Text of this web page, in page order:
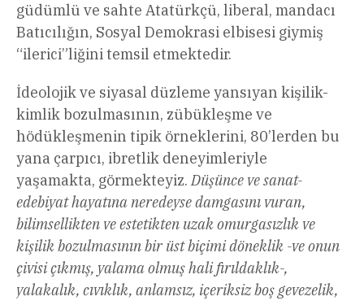
güdümlü ve sahte Atatürkçü, liberal, mandacı
Batıcılığın, Sosyal Demokrasi elbisesi giymiş
“ilerici”liğini temsil etmektedir.
İdeolojik ve siyasal düzleme yansıyan kişilik-
kimlik bozulmasının, zübükleşme ve
hödükleşmenin tipik örneklerini, 80’lerden bu
yana çarpıcı, ibretlik deneyimleriyle
yaşamakta, görmekteyiz.Düşünce ve sanat-
edebiyat hayatına neredeyse damgasını vuran,
bilimsellikten ve estetikten uzak omurgasızlık ve
kişilik bozulmasının bir üst biçimi döneklik -ve onun
çivisi çıkmış, yalama olmuş hali fırıldaklık-,
yalakalık, cıvıklık, anlamsız, içeriksiz boş gevezelik,